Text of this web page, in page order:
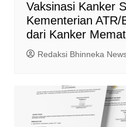
Vaksinasi Kanker
Kementerian
dari Kanker
Redaksi Bhinneka